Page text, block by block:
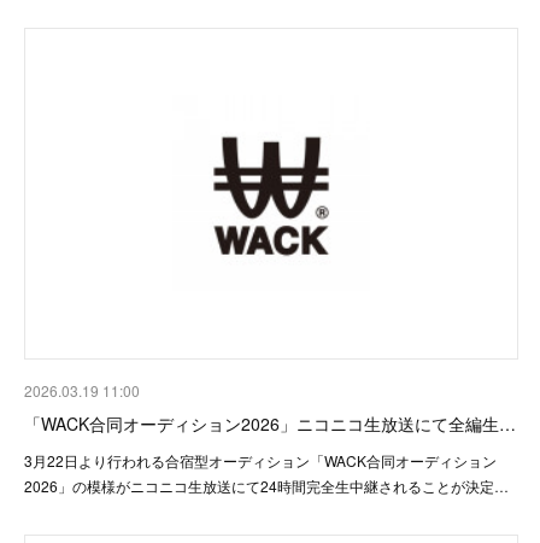
2026.03.19 11:00
「WACK合同オーディション2026」ニコニコ生放送にて全編生…
3月22日より行われる合宿型オーディション「WACK合同オーディション
2026」の模様がニコニコ生放送にて24時間完全生中継されることが決定…